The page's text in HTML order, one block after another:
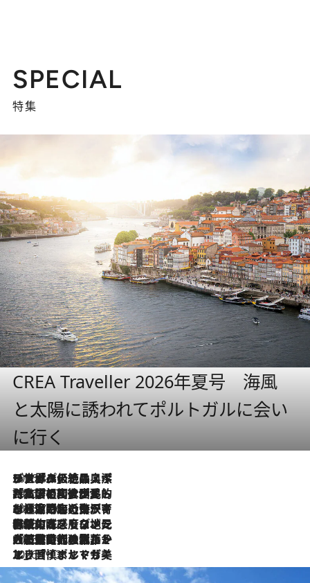
SPECIAL
特集
CREA Traveller 2026年夏号 海風
と太陽に誘われてポルトガルに会い
に行く
2026.8.8
リスボンの絶品スイーツ「パステル・デ・ナタ」とは？ポルトガル伝統の奥深い世界へ
2026.7.27
「私の祖国はポルトガル語です」国民的詩人フェルナンド・ペソアと、彼が愛した文学の街を歩く
2026.7.26
ポルトガル近海が育む極上の海の幸。キリリと冷えた白ワインと愉しむ、シーフード専門店の贅沢
2026.7.22
伝統の味をモダンに昇華。高感度な地元客が集う、リスボンの最旬ガストロノミー
2026.7.21
大航海時代の栄華から、震災、独裁、そして革命へ。ポルトガル・首都リスボンの石畳に刻まれた「歴史の光と影」
2026.7.13
エッセイ・ヤマザキマリ「慎ましくも美しき国 ポルトガル」